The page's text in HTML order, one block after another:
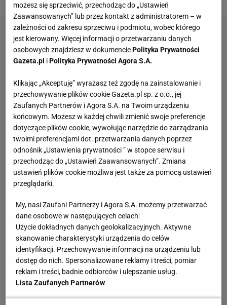
możesz się sprzeciwić, przechodząc do „Ustawień
Zaawansowanych” lub przez kontakt z administratorem – w
zależności od zakresu sprzeciwu i podmiotu, wobec którego
jest kierowany. Więcej informacji o przetwarzaniu danych
osobowych znajdziesz w dokumenciePolityka Prywatności
Gazeta.pl iPolityka Prywatności Agora S.A.
Klikając „Akceptuję” wyrażasz też zgodę na zainstalowanie i
przechowywanie plików cookie Gazeta.pl sp. z o.o., jej
Zaufanych Partnerów i Agora S.A. na Twoim urządzeniu
końcowym. Możesz w każdej chwili zmienić swoje preferencje
dotyczące plików cookie, wywołując narzędzie do zarządzania
twoimi preferencjami dot. przetwarzania danych poprzez
odnośnik „Ustawienia prywatności ” w stopce serwisu i
przechodząc do „Ustawień Zaawansowanych”. Zmiana
ustawień plików cookie możliwa jest także za pomocą ustawień
przeglądarki.
My, nasi Zaufani Partnerzy i Agora S.A. możemy przetwarzać
dane osobowe w następujących celach:
Użycie dokładnych danych geolokalizacyjnych. Aktywne
skanowanie charakterystyki urządzenia do celów
identyfikacji. Przechowywanie informacji na urządzeniu lub
dostęp do nich. Spersonalizowane reklamy i treści, pomiar
reklam i treści, badnie odbiorców i ulepszanie usług.
Lista Zaufanych Partnerów